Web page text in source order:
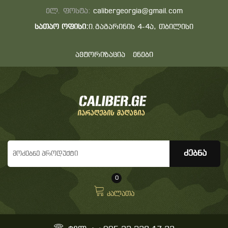
ელ. ფოსტა: calibergeorgia@gmail.com
სათაო ოფისი:ი.გაგარინის 4-4ა, თბილისი
ავტორიზაცია ენები
0
კალათა